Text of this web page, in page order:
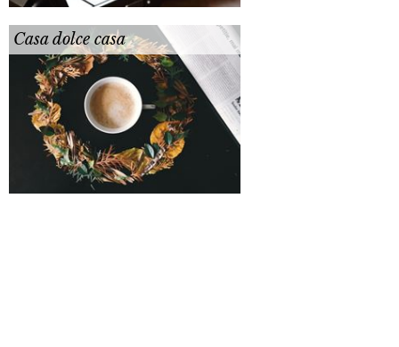
Casa dolce casa